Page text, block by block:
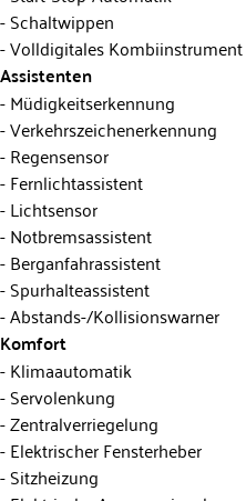
Schaltwippen
Volldigitales Kombiinstrument
Assistenten
Müdigkeitserkennung
Verkehrszeichenerkennung
Regensensor
Fernlichtassistent
Lichtsensor
Notbremsassistent
Berganfahrassistent
Spurhalteassistent
Abstands-/Kollisionswarner
Komfort
Klimaautomatik
Servolenkung
Zentralverriegelung
Elektrischer Fensterheber
Sitzheizung